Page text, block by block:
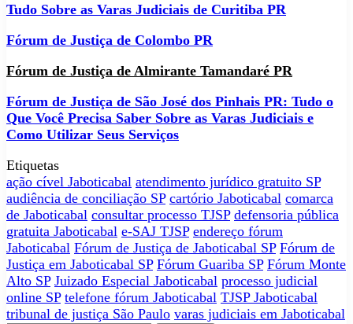
Tudo Sobre as Varas Judiciais de Curitiba PR
Fórum de Justiça de Colombo PR
Fórum de Justiça de Almirante Tamandaré PR
Fórum de Justiça de São José dos Pinhais PR: Tudo o
Que Você Precisa Saber Sobre as Varas Judiciais e
Como Utilizar Seus Serviços
Etiquetas
ação cível Jaboticabal atendimento jurídico gratuito SP
audiência de conciliação SP cartório Jaboticabal comarca
de Jaboticabal consultar processo TJSP defensoria pública
gratuita Jaboticabal e-SAJ TJSP endereço fórum
Jaboticabal Fórum de Justiça de Jaboticabal SP Fórum de
Justiça em Jaboticabal SP Fórum Guariba SP Fórum Monte
Alto SP Juizado Especial Jaboticabal processo judicial
online SP telefone fórum Jaboticabal TJSP Jaboticabal
tribunal de justiça São Paulo varas judiciais em Jaboticabal